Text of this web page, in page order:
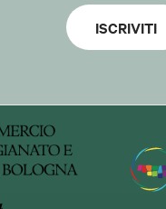
ISCRIVITI
autorizzati al
per l'erogazione del